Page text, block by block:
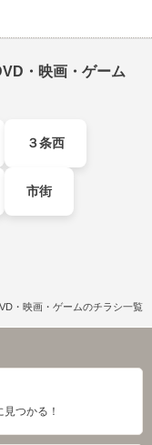
・映画・ゲーム
３条西
市街
・映画・ゲームのチラシ一覧
つかる！